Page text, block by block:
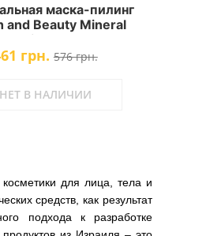
маска-пилинг
and Beauty Mineral
Peeling Mask
грн. 576 грн.
НЕТ В НАЛИЧИИ
для лица, тела и
средств, как результат
подхода к разработке